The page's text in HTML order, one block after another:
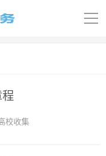
导
校收集